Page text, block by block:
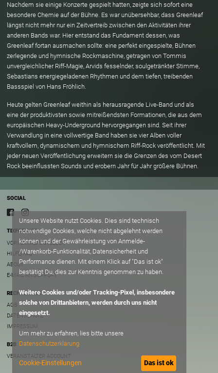
Nachdem sie einige Konzerte gespielt hatten, zeigte sich sofort eine
besondere Chemie auf der Bühne. Es war unübersehbar, dass Greenleaf
längst nicht mehr nur ein Zeitvertreib zwischen den Aktivitäten ihrer
anderen Bands war. Hier entstand das Fundament dessen, was
Greenleaf fortan ausmachen sollte: eine perfekt eingespielte, Bühnen
zerlegende und hymnische Rockmaschine, getragen von Tommis
unvergleichlicher Riff-Magie, Arvids fesselnder, soulgetränkter Stimme,
Sebastians energiegeladenen Rhythmen und dem tiefen, treibenden
Bassspiel von Hans Fröhlich.
Heute gelten Greenleaf weithin als herausragende Live-Band und als
eine der produktivsten sowie mitreißendsten Formationen, die aus dem
europäischen Heavy-Underground hervorgegangen sind. Seit ihrer
Verwandlung in eine vollwertige Band haben sie vier Alben voller
kraftvollem, dynamischem und hymnischem Riff-Rock veröffentlicht. Mit
jeder neuen Veröffentlichung erweitern sie die Grenzen des vom Desert
Rock beeinflussten Sounds und erobern Jahr für Jahr größere Bühnen.
SOCIAL
TIXFORGIGS
VORVERKAUFSSTELLEN
HILFE/FAQ
ABOUT
E-MAIL AN SUPPORT
RECHTLICHES
AGB
DATENSCHUTZ
IMPRESSUM
B2B
VERANSTALTER ACCOUNT
Unsere Website nutzt Cookies. Dies sind technisch
notwendige Cookies, welche nicht abgelehnt werden
können und der Gewährleistung von Anmelde-
/Warenkorb-Funktionalität, Datensicherheit und
Performance dienen. Mit einem Klick auf "Das ist ok"
bestätigt Du, dies zur Kenntnis genommen zu haben.
Weitere Cookies und/oder Tracking-Pixel, insbesondere
solche von Drittanbietern, werden durch uns nicht
eingesetzt.
Um mehr zu erfahren, lies bitte unsere
Datenschutzerklärung
Cookie-Einstellungen Das ist ok